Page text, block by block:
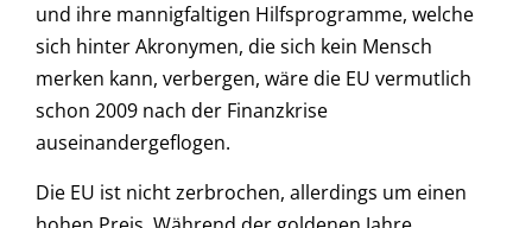
und ihre mannigfaltigen Hilfsprogramme, welche
sich hinter Akronymen, die sich kein Mensch
merken kann, verbergen, wäre die EU vermutlich
schon 2009 nach der Finanzkrise
auseinandergeflogen.
Die EU ist nicht zerbrochen, allerdings um einen